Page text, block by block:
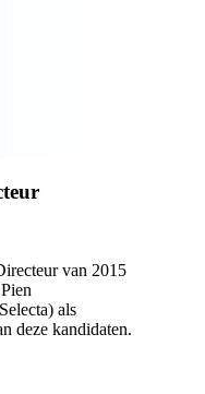
van 2015
als
deze kandidaten.